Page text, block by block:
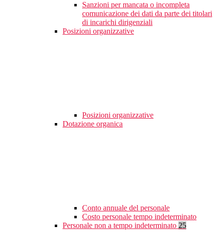
Sanzioni per mancata o incompleta
comunicazione dei dati da parte dei titolari
di incarichi dirigenziali
Posizioni organizzative
Posizioni organizzative
Dotazione organica
Conto annuale del personale
Costo personale tempo indeterminato
Personale non a tempo indeterminato 25